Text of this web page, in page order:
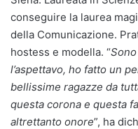
conseguire la laurea
della Comunicazione.
hostess e modella. “
l’aspettavo, ho fatto un
bellissime ragazze da
questa corona e questa
altrettanto onore”, ha